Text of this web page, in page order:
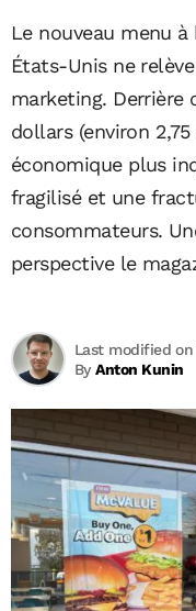
Le nouveau menu à
États-Unis ne
marketing. Derrière
dollars (environ
économique plus
fragilisé et une
consommateurs.
perspective le
ByAnton Kunin
Last modified